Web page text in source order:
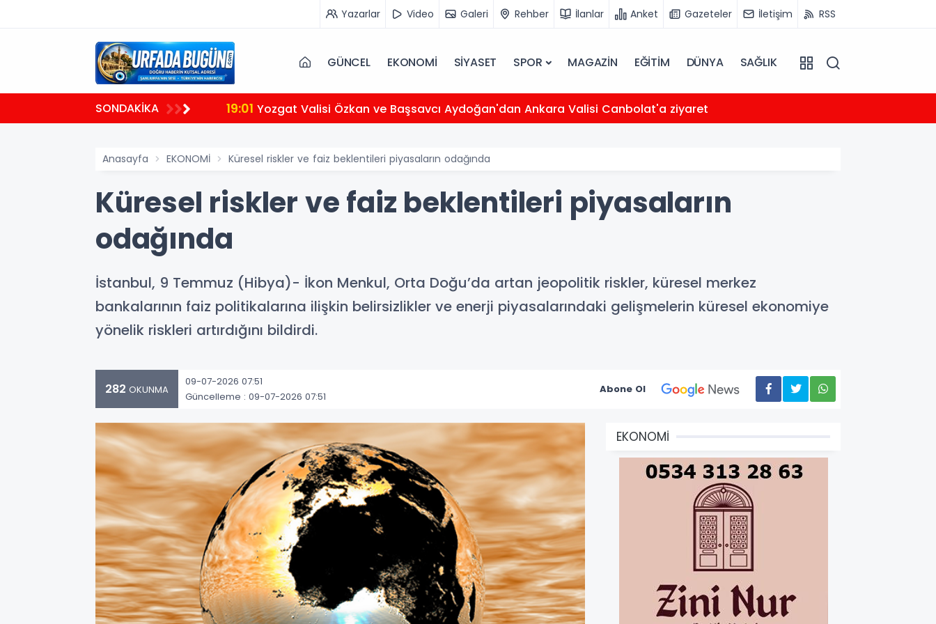
Yazarlar Video Galeri Rehber İlanlar Anket Gazeteler İletişim RSS
GÜNCEL EKONOMİ SİYASET SPOR MAGAZİN EĞİTİM DÜNYA SAĞLIK
SONDAKİKA 19:01 Yozgat Valisi Özkan ve Başsavcı Aydoğan'dan Ankara Valisi Canbolat'a ziyaret
Anasayfa EKONOMİ Küresel riskler ve faiz beklentileri piyasaların odağında
Küresel riskler ve faiz beklentileri piyasaların
odağında
İstanbul, 9 Temmuz (Hibya)- İkon Menkul, Orta Doğu’da artan jeopolitik riskler, küresel merkez
bankalarının faiz politikalarına ilişkin belirsizlikler ve enerji piyasalarındaki gelişmelerin küresel ekonomiye
yönelik riskleri artırdığını bildirdi.
282 OKUNMA
09-07-2026 07:51
Güncelleme : 09-07-2026 07:51
Abone Ol
EKONOMİ